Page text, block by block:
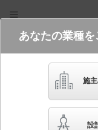
電気・建築設備（ビジネス
照明器具検索
品番・キ
あなたの業種を
施
設